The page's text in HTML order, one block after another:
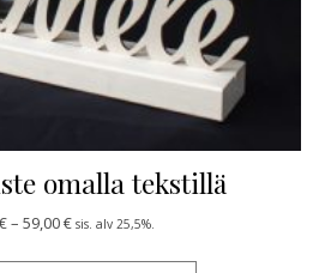
omalla tekstillä
€– 59,00€Hintaluokka: 53,00 € - 59,00 €
sis. alv 25,5%.
Tällä tuotteella